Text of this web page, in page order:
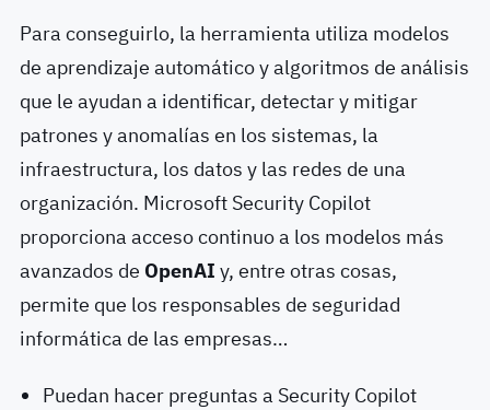
Para conseguirlo, la herramienta utiliza modelos
de aprendizaje automático y algoritmos de análisis
que le ayudan a identificar, detectar y mitigar
patrones y anomalías en los sistemas, la
infraestructura, los datos y las redes de una
organización. Microsoft Security Copilot
proporciona acceso continuo a los modelos más
avanzados de OpenAI y, entre otras cosas,
permite que los responsables de seguridad
informática de las empresas…
Puedan hacer preguntas a Security Copilot